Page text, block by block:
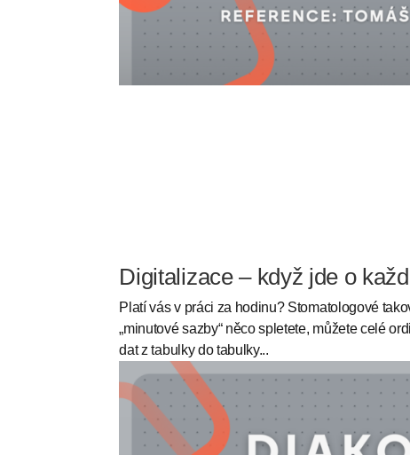
Digitalizace – když jde o
Platí vás v práci za hodinu? Stomatologové
„minutové sazby“ něco spletete, můžete celé
dat z tabulky do tabulky...